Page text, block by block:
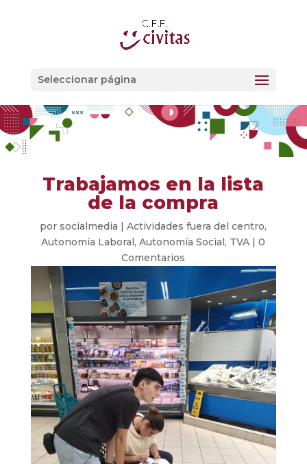
Seleccionar página
Trabajamos en la lista
de la compra
porsocialmedia |Actividades fuera del centro,
Autonomía Laboral,Autonomía Social, TVA |0
Comentarios